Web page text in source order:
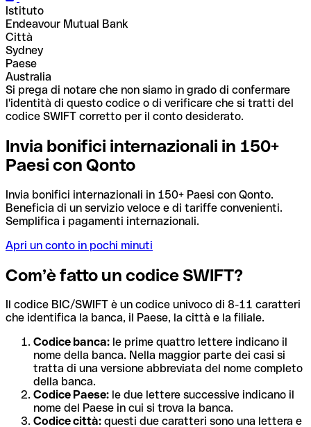
Istituto
Endeavour Mutual Bank
Città
Sydney
Paese
Australia
Si prega di notare che non siamo in grado di confermare
l'identità di questo codice o di verificare che si tratti del
codice SWIFT corretto per il conto desiderato.
Invia bonifici internazionali in 150+
Paesi con Qonto
Invia bonifici internazionali in 150+ Paesi con Qonto.
Beneficia di un servizio veloce e di tariffe convenienti.
Semplifica i pagamenti internazionali.
Apri un conto in pochi minuti
Com’è fatto un codice SWIFT?
Il codice BIC/SWIFT è un codice univoco di 8-11 caratteri
che identifica la banca, il Paese, la città e la filiale.
Codice banca: le prime quattro lettere indicano il
nome della banca. Nella maggior parte dei casi si
tratta di una versione abbreviata del nome completo
della banca.
Codice Paese: le due lettere successive indicano il
nome del Paese in cui si trova la banca.
Codice città: questi due caratteri sono una lettera e